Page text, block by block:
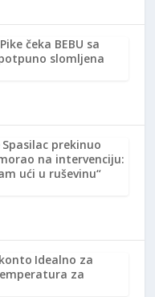
Pike čeka BEBU sa
slomljena
Spasilac prekinuo
na intervenciju:
ući u ruševinu“
Idealno za
za